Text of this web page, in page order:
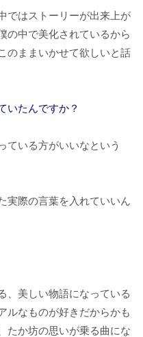
ではストーリーが出来上が
の中で美化されているから
のままいかせて欲しいと話
たんですか？
ている方がいいなという
実際の言葉を入れていいん
、美しい物語になっている
ルなものが好きだからかも
たか坊の思いが乗る曲にな